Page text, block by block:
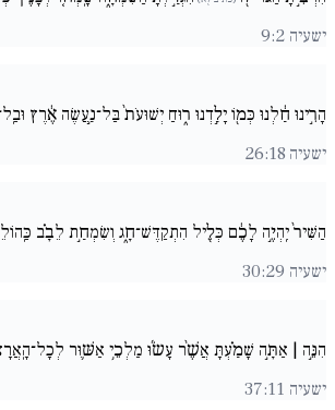
ישעיה 9:2
הָרִ֣ינוּ חַ֔לְנוּ כְּמ֖וֹ יָלַ֣דְנוּ ר֑וּחַ יְשׁוּעֹת֙ בַּל־נַ֣עֲשֶׂה אֶ֔רֶץ
ישעיה 26:18
הַשִּׁיר֙ יִֽהְיֶ֣ה לָכֶ֔ם כְּלֵ֖יל הִתְקַדֶּשׁ־חָ֑ג וְשִׂמְחַ֣ת לֵבָ֗ב
ישעיה 30:29
הִנֵּ֣ה | אַתָּ֣ה שָׁמַ֗עְתָּ אֲשֶׁ֨ר עָשׂ֜וּ מַלְכֵ֥י אַשּׁ֛וּר
ישעיה 37:11